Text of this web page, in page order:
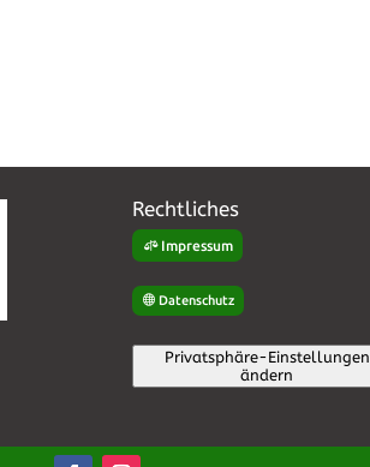
Rechtliches
Impressum
Datenschutz
Privatsphäre-Einstellungen
ändern